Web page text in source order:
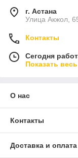
г. Астана
Улица Акжол,
Контакты
Сегодня
Показать
О нас
Контакты
Доставка и оплата